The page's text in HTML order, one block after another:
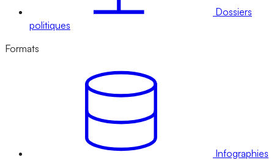
Dossiers
politiques
Formats
Infographies